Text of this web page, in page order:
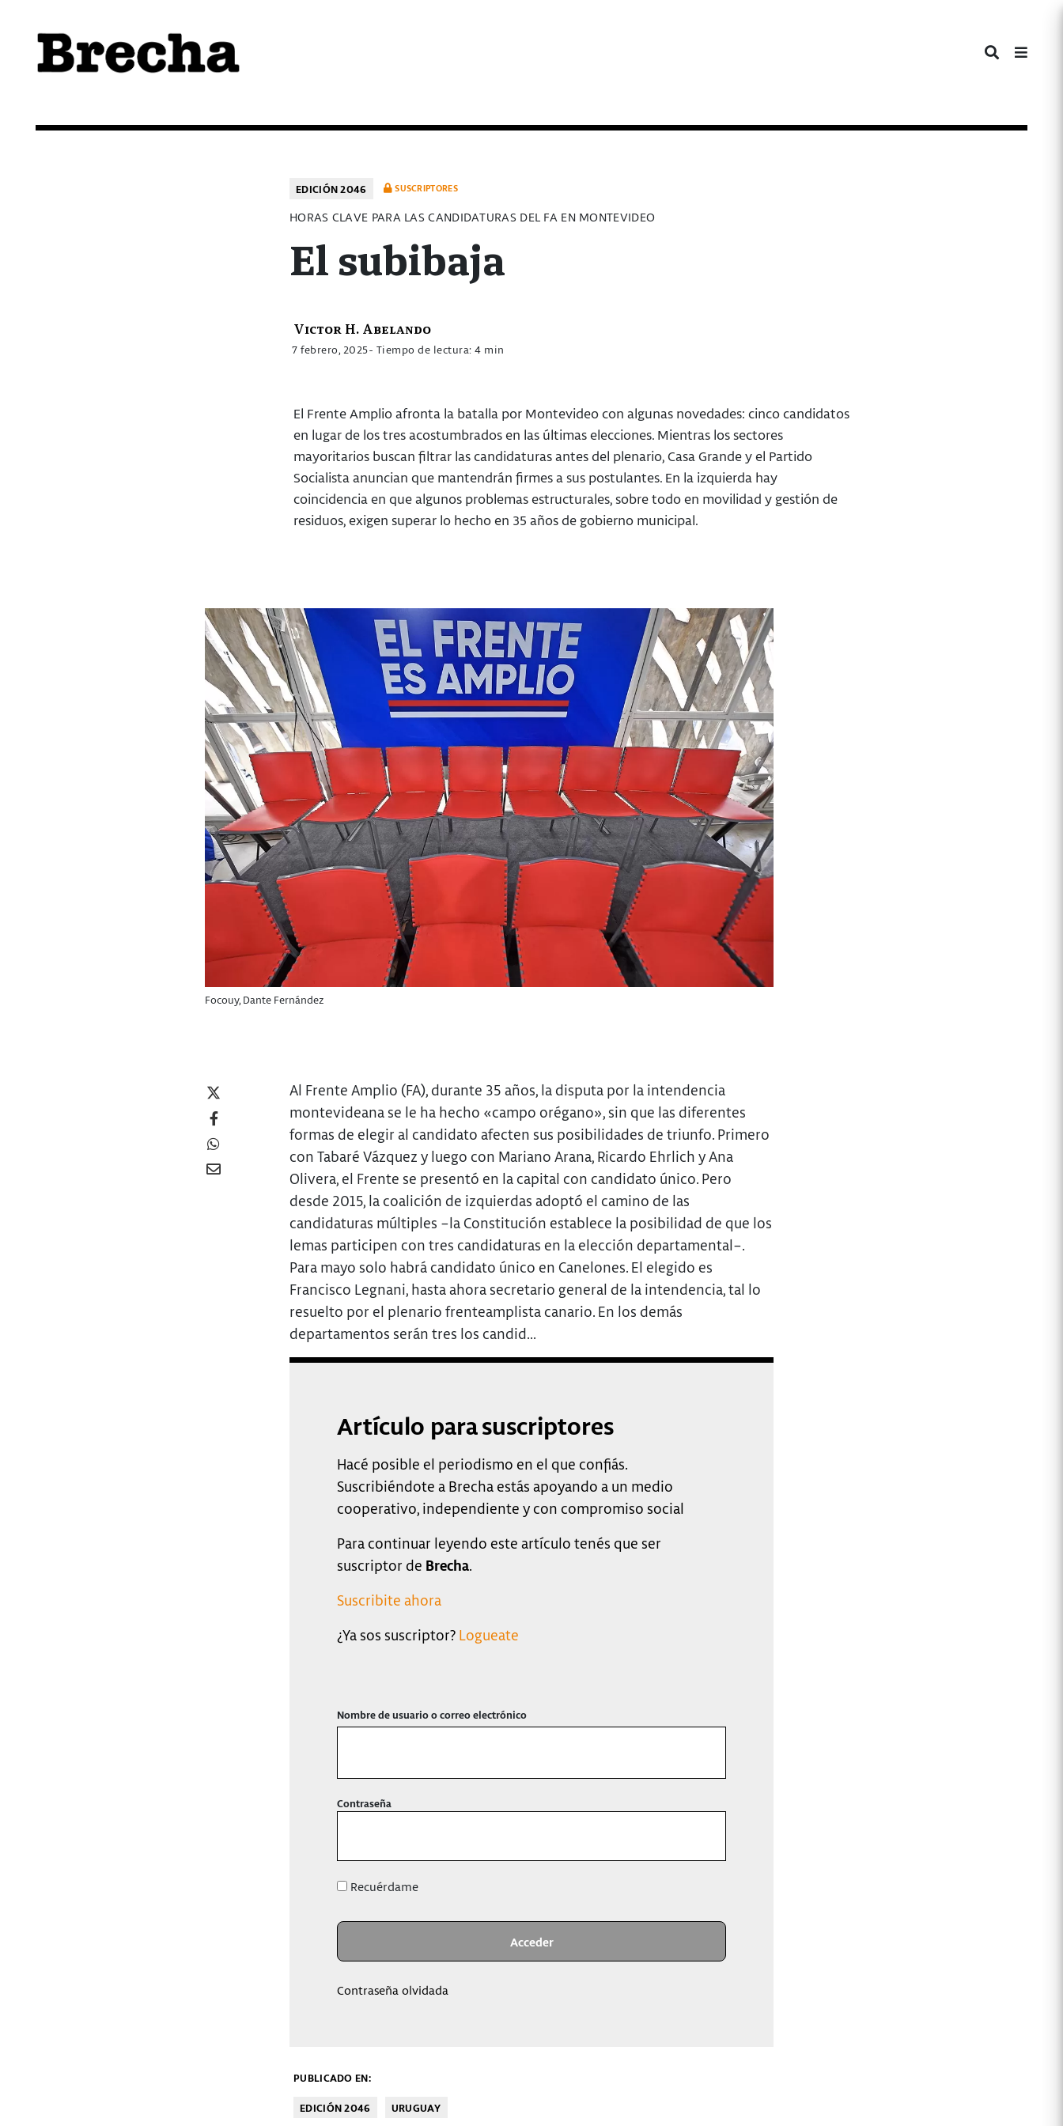
EDICIÓN 2046 SUSCRIPTORES
HORAS CLAVE PARA LAS CANDIDATURAS DEL FA EN MONTEVIDEO
El subibaja
Victor H. Abelando
7 febrero, 2025- Tiempo de lectura: 4 min
El Frente Amplio afronta la batalla por Montevideo con algunas novedades: cinco candidatos
en lugar de los tres acostumbrados en las últimas elecciones. Mientras los sectores
mayoritarios buscan filtrar las candidaturas antes del plenario, Casa Grande y el Partido
Socialista anuncian que mantendrán firmes a sus postulantes. En la izquierda hay
coincidencia en que algunos problemas estructurales, sobre todo en movilidad y gestión de
residuos, exigen superar lo hecho en 35 años de gobierno municipal.
Focouy, Dante Fernández
Al Frente Amplio (FA), durante 35 años, la disputa por la intendencia
montevideana se le ha hecho «campo orégano», sin que las diferentes
formas de elegir al candidato afecten sus posibilidades de triunfo. Primero
con Tabaré Vázquez y luego con Mariano Arana, Ricardo Ehrlich y Ana
Olivera, el Frente se presentó en la capital con candidato único. Pero
desde 2015, la coalición de izquierdas adoptó el camino de las
candidaturas múltiples –la Constitución establece la posibilidad de que los
lemas participen con tres candidaturas en la elección departamental–.
Para mayo solo habrá candidato único en Canelones. El elegido es
Francisco Legnani, hasta ahora secretario general de la intendencia, tal lo
resuelto por el plenario frenteamplista canario. En los demás
departamentos serán tres los candid...
Artículo para suscriptores
Hacé posible el periodismo en el que confiás.
Suscribiéndote a Brecha estás apoyando a un medio
cooperativo, independiente y con compromiso social
Para continuar leyendo este artículo tenés que ser
suscriptor de Brecha.
Suscribite ahora
¿Ya sos suscriptor? Logueate
Nombre de usuario o correo electrónico
Contraseña
Recuérdame
Contraseña olvidada
PUBLICADO EN:
EDICIÓN 2046
URUGUAY